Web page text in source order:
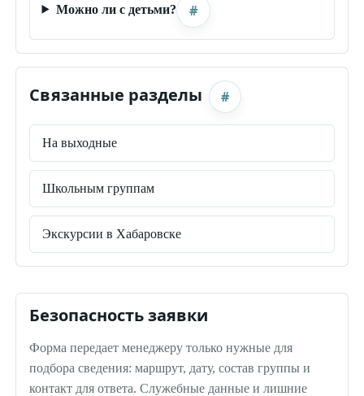
Можно ли с детьми? #
Связанные разделы #
На выходные
Школьным группам
Экскурсии в Хабаровске
Безопасность заявки
Форма передает менеджеру только нужные для
подбора сведения: маршрут, дату, состав группы и
контакт для ответа. Служебные данные и лишние